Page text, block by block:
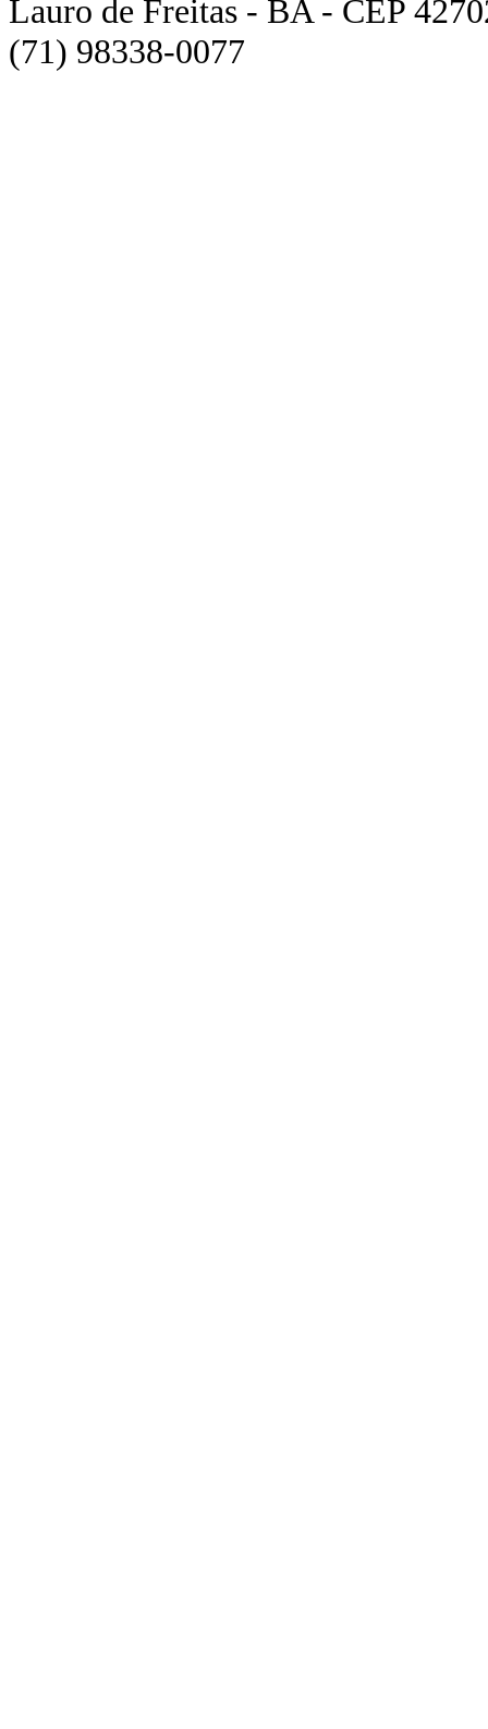
Lauro de Freitas - BA - CEP
(71) 98338-0077